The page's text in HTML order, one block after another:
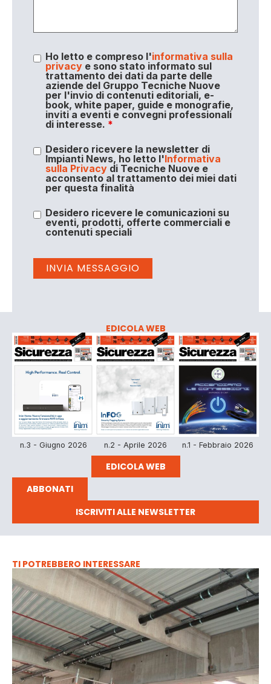
Ho letto e compreso l'informativa sulla
privacye sono stato informato sul
trattamento dei dati da parte delle
aziende del Gruppo Tecniche Nuove
per l'invio di contenuti editoriali, e-
book, white paper, guide e monografie,
inviti a eventi e convegni professionali
di interesse. *
Desidero ricevere la newsletter di
Impianti News, ho letto l'Informativa
sulla Privacydi Tecniche Nuove e
acconsento al trattamento dei miei dati
per questa finalità
Desidero ricevere le comunicazioni su
eventi, prodotti, offerte commerciali e
contenuti speciali
EDICOLA WEB
n.3 - Giugno 2026 n.2 - Aprile 2026 n.1 - Febbraio 2026
EDICOLA WEB
ABBONATI
ISCRIVITI ALLE NEWSLETTER
TI POTREBBERO INTERESSARE